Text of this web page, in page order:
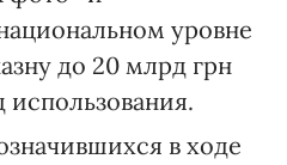
уровне
до 20 млрд грн
использования.
в ходе